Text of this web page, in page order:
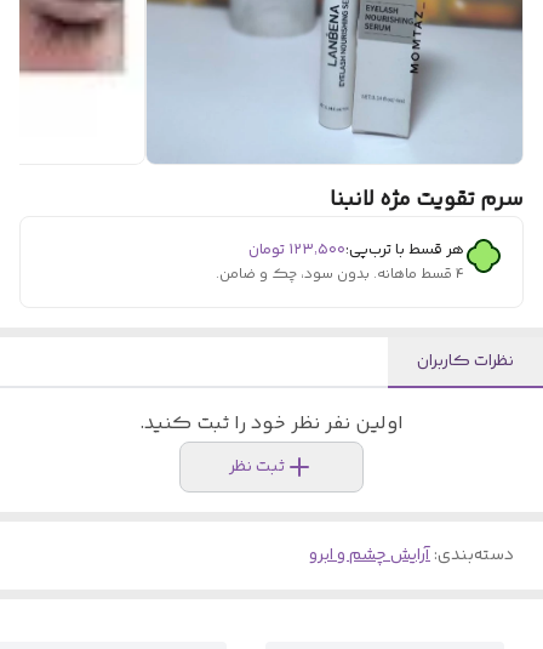
سرم تقویت مژه لانبنا
هر قسط با ترب‌پی:۱۲۳٬۵۰۰ تومان
۴ قسط ماهانه. بدون سود، چک و ضامن.
نظرات کاربران
اولین نفر نظر خود را ثبت کنید.
ثبت نظر
دسته‌بندی:آرایش چشم و ابرو